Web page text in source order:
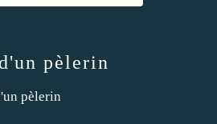
pèlerin